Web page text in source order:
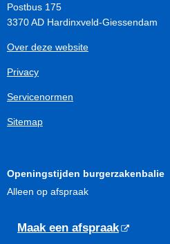
Postbus 175
3370 AD Hardinxveld-Giessendam
Over deze website
Privacy
Servicenormen
Sitemap
Openingstijden burgerzakenbalie
Alleen op afspraak
Maak een afspraak